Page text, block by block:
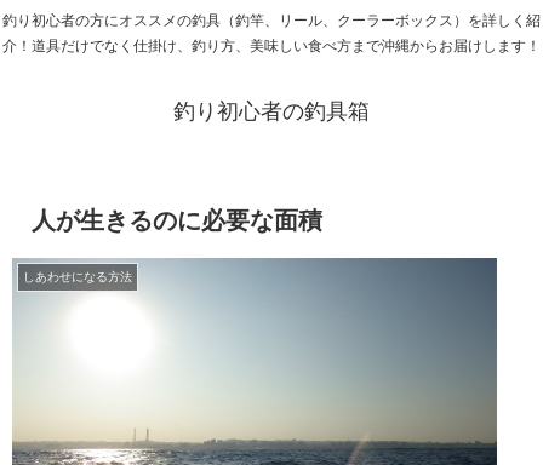
釣り初心者の方にオススメの釣具（釣竿、リール、クーラーボックス）を詳しく紹
介！道具だけでなく仕掛け、釣り方、美味しい食べ方まで沖縄からお届けします！
釣り初心者の釣具箱
人が生きるのに必要な面積
しあわせになる方法